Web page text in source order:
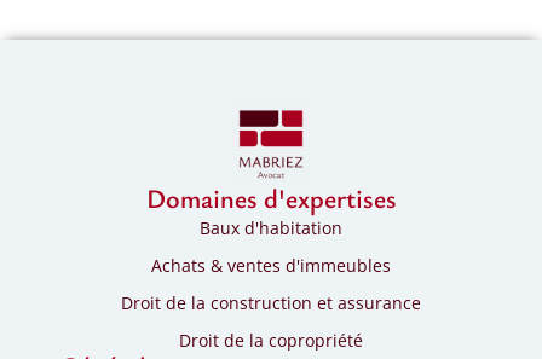
Domaines d'expertises
Baux d'habitation
Achats & ventes d'immeubles
Droit de la construction et assurance
Droit de la copropriété